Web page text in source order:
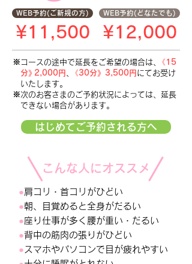
WEB予約(ご新規の方)
¥11,500
WEB予約(どなたでも)
¥12,000
※コースの途中で延長をご希望の場合は
《15
分》 2,000円 《30分》3,500円 にてお受け
いたします。
※次のお客さまのご予約状況によっては
延長
できない場合があります。
はじめてご予約される方へ
こんな人にオススメ
●肩コリ・首コリがひどい
●朝、目覚めると全身がだるい
●座り仕事が多く腰が重い・だるい
●背中の筋肉の張りがひどい
● スマホやパソコンで目が疲れやすい